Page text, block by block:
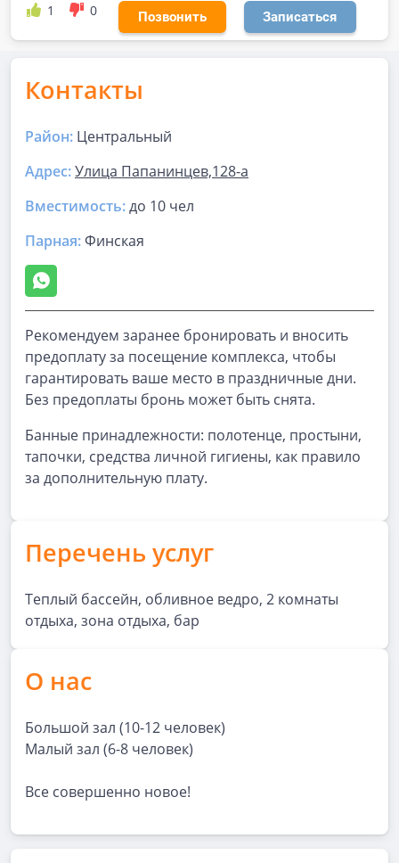
1 0 Позвонить Записаться
Контакты
Район: Центральный
Адрес:Улица Папанинцев,128-а
Вместимость:до 10 чел
Парная:Финская
Рекомендуем заранее бронировать и вносить
предоплату за посещение комплекса, чтобы
гарантировать ваше место в праздничные дни.
Без предоплаты бронь может быть снята.
Банные принадлежности: полотенце, простыни,
тапочки, средства личной гигиены, как правило
за дополнительную плату.
Перечень услуг
Теплый бассейн, обливное ведро, 2 комнаты
отдыха, зона отдыха, бар
О нас
Большой зал (10-12 человек)
Малый зал (6-8 человек)
Все совершенно новое!